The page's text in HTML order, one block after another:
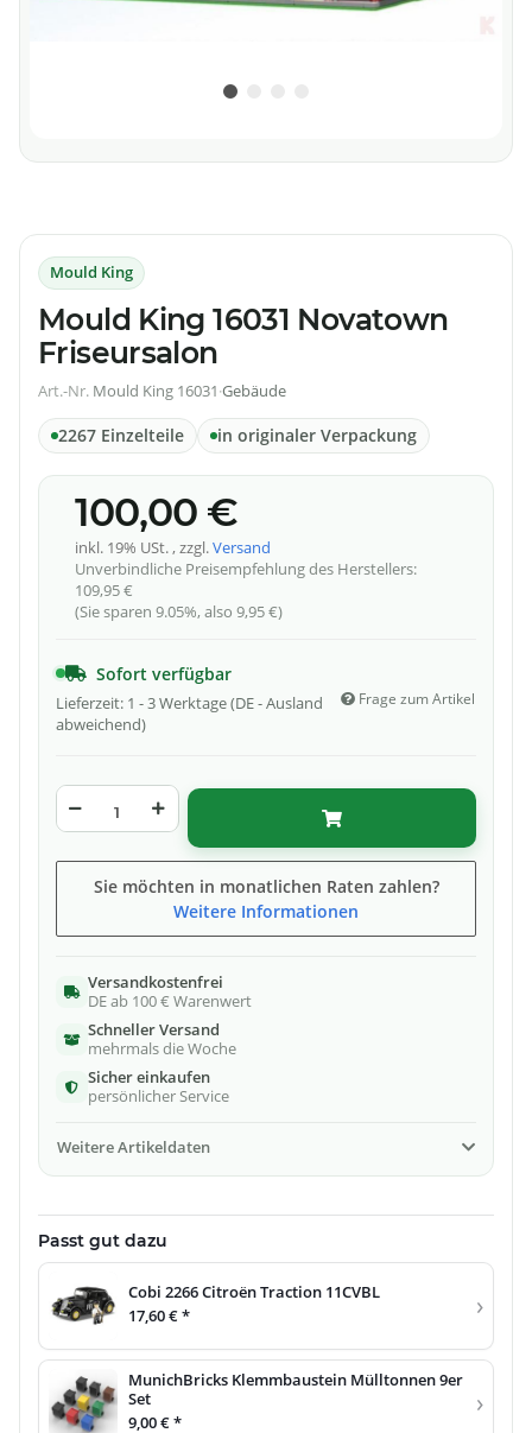
Mould King
Mould King 16031 Novatown
Friseursalon
Art.-Nr. Mould King 16031·Gebäude
2267 Einzelteile in originaler Verpackung
100,00 €
inkl. 19% USt. , zzgl.Versand
Unverbindliche Preisempfehlung des Herstellers:
109,95 €
(Sie sparen 9.05%, also 9,95 €)
Sofort verfügbar
Lieferzeit: 1 - 3 Werktage(DE - Ausland
abweichend)
Frage zum Artikel
Sie möchten in monatlichen Raten zahlen?
Weitere Informationen
Versandkostenfrei
DE ab 100 € Warenwert
Schneller Versand
mehrmals die Woche
Sicher einkaufen
persönlicher Service
Weitere Artikeldaten
Passt gut dazu
Cobi 2266 Citroën Traction 11CVBL
17,60 €* ›
MunichBricks Klemmbaustein Mülltonnen 9er
Set
9,00 €*
›